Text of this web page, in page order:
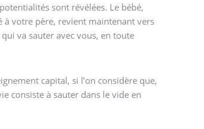
sont révélées. Le bébé,
à votre père, revient maintenant vers
va sauter avec vous, en toute
capital, si l’on considère que,
consiste à sauter dans le vide en